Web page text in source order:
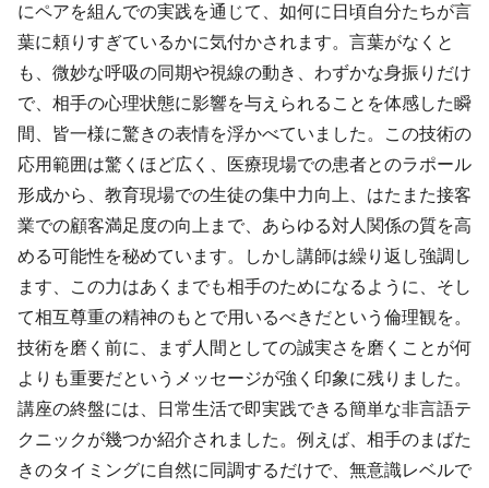
にペアを組んでの実践を通じて、如何に日頃自分たちが言
葉に頼りすぎているかに気付かされます。言葉がなくと
も、微妙な呼吸の同期や視線の動き、わずかな身振りだけ
で、相手の心理状態に影響を与えられることを体感した瞬
間、皆一様に驚きの表情を浮かべていました。この技術の
応用範囲は驚くほど広く、医療現場での患者とのラポール
形成から、教育現場での生徒の集中力向上、はたまた接客
業での顧客満足度の向上まで、あらゆる対人関係の質を高
める可能性を秘めています。しかし講師は繰り返し強調し
ます、この力はあくまでも相手のためになるように、そし
て相互尊重の精神のもとで用いるべきだという倫理観を。
技術を磨く前に、まず人間としての誠実さを磨くことが何
よりも重要だというメッセージが強く印象に残りました。
講座の終盤には、日常生活で即実践できる簡単な非言語テ
クニックが幾つか紹介されました。例えば、相手のまばた
きのタイミングに自然に同調するだけで、無意識レベルで